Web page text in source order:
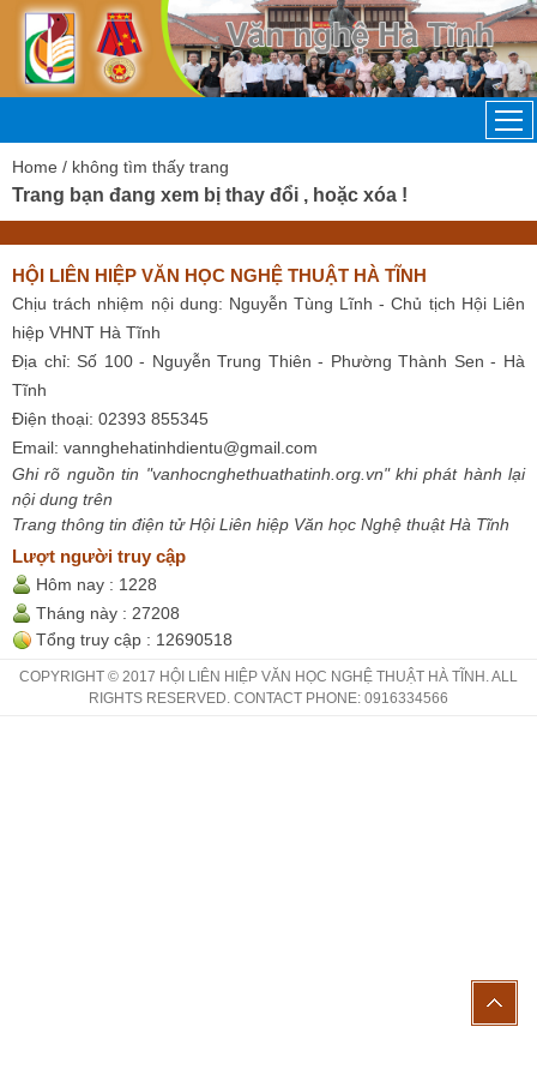
Home / không tìm thấy trang
Trang bạn đang xem bị thay đổi , hoặc xóa !
HỘI LIÊN HIỆP VĂN HỌC NGHỆ THUẬT HÀ TĨNH
Chịu trách nhiệm nội dung: Nguyễn Tùng Lĩnh - Chủ tịch Hội Liên
hiệp VHNT Hà Tĩnh
Địa chỉ: Số 100 - Nguyễn Trung Thiên - Phường Thành Sen - Hà
Tĩnh
Điện thoại: 02393 855345
Email: vannghehatinhdientu@gmail.com
Ghi rõ nguồn tin "vanhocnghethuathatinh.org.vn" khi phát hành lại
nội dung trên
Trang thông tin điện tử Hội Liên hiệp Văn học Nghệ thuật Hà Tĩnh
Lượt người truy cập
Hôm nay : 1228
Tháng này : 27208
Tổng truy cập : 12690518
COPYRIGHT © 2017 HỘI LIÊN HIỆP VĂN HỌC NGHỆ THUẬT HÀ TĨNH. ALL
RIGHTS RESERVED. CONTACT PHONE: 0916334566